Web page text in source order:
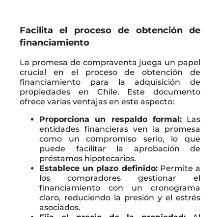
Facilita el proceso de obtención de
financiamiento
La promesa de compraventa juega un papel
crucial en el proceso de obtención de
financiamiento para la adquisición de
propiedades en Chile. Este documento
ofrece varias ventajas en este aspecto:
Proporciona un respaldo formal:Las
entidades financieras ven la promesa
como un compromiso serio, lo que
puede facilitar la aprobación de
préstamos hipotecarios.
Establece un plazo definido:Permite a
los compradores gestionar el
financiamiento con un cronograma
claro, reduciendo la presión y el estrés
asociados.